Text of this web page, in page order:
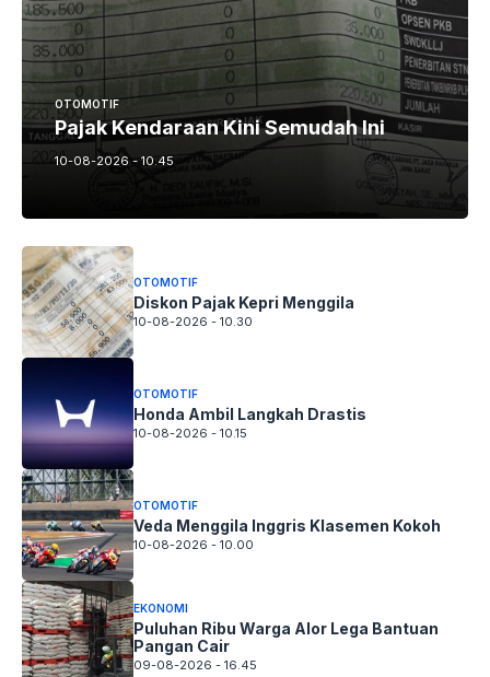
OTOMOTIF
Pajak Kendaraan Kini Semudah Ini
10-08-2026 - 10.45
OTOMOTIF
Diskon Pajak Kepri Menggila
10-08-2026 - 10.30
OTOMOTIF
Honda Ambil Langkah Drastis
10-08-2026 - 10.15
OTOMOTIF
Veda Menggila Inggris Klasemen Kokoh
10-08-2026 - 10.00
EKONOMI
Puluhan Ribu Warga Alor Lega Bantuan
Pangan Cair
09-08-2026 - 16.45